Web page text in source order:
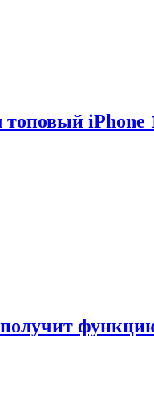
топовый iPhone